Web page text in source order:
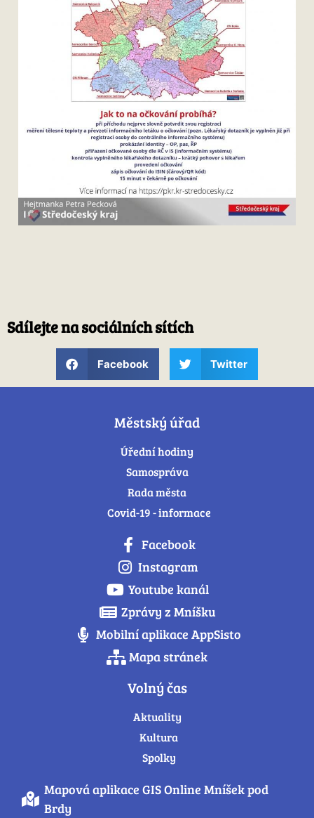
Sdílejte na sociálních sítích
Facebook Twitter
Městský úřad
Úřední hodiny
Samospráva
Rada města
Covid-19 - informace
Facebook
Instagram
Youtube kanál
Zprávy z Mníšku
Mobilní aplikace AppSisto
Mapa stránek
Volný čas
Aktuality
Kultura
Spolky
Mapová aplikace GIS Online Mníšek pod
Brdy